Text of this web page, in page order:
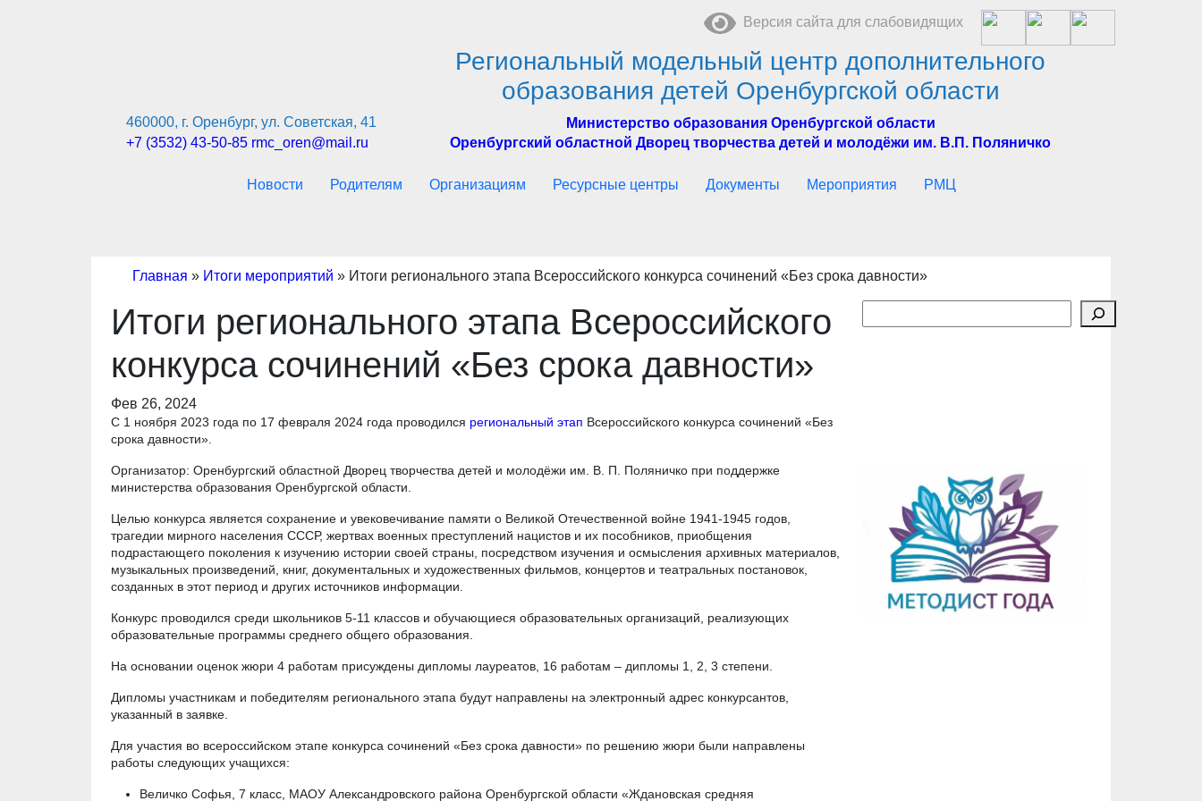
Версия сайта для слабовидящих
Региональный модельный центр дополнительного
образования детей Оренбургской области
460000, г. Оренбург, ул. Советская, 41
+7 (3532) 43-50-85 rmc_oren@mail.ru
Министерство образования Оренбургской области
Оренбургский областной Дворец творчества детей и молодёжи им. В.П. Поляничко
Новости Родителям Организациям Ресурсные центры Документы Мероприятия РМЦ
Главная » Итоги мероприятий » Итоги регионального этапа Всероссийского конкурса сочинений «Без срока давности»
Итоги регионального этапа Всероссийского
конкурса сочинений «Без срока давности»
Фев 26, 2024
С 1 ноября 2023 года по 17 февраля 2024 года проводился региональный этап Всероссийского конкурса сочинений «Без
срока давности».
Организатор: Оренбургский областной Дворец творчества детей и молодёжи им. В. П. Поляничко при поддержке
министерства образования Оренбургской области.
Целью конкурса является сохранение и увековечивание памяти о Великой Отечественной войне 1941-1945 годов,
трагедии мирного населения СССР, жертвах военных преступлений нацистов и их пособников, приобщения
подрастающего поколения к изучению истории своей страны, посредством изучения и осмысления архивных материалов,
музыкальных произведений, книг, документальных и художественных фильмов, концертов и театральных постановок,
созданных в этот период и других источников информации.
Конкурс проводился среди школьников 5-11 классов и обучающиеся образовательных организаций, реализующих
образовательные программы среднего общего образования.
На основании оценок жюри 4 работам присуждены дипломы лауреатов, 16 работам – дипломы 1, 2, 3 степени.
Дипломы участникам и победителям регионального этапа будут направлены на электронный адрес конкурсантов,
указанный в заявке.
Для участия во всероссийском этапе конкурса сочинений «Без срока давности» по решению жюри были направлены
работы следующих учащихся:
Величко Софья, 7 класс, МАОУ Александровского района Оренбургской области «Ждановская средняя